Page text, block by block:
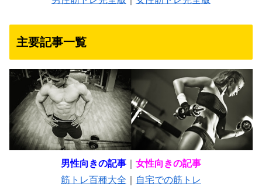
主要記事一覧
男性向きの記事
女性向きの記事
筋トレ百種大全
自宅での筋トレ